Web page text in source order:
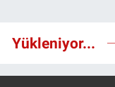
Yükleniyor...